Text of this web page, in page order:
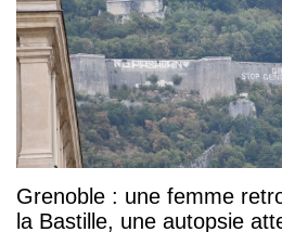
Grenoble : une femme
la Bastille, une autopsie